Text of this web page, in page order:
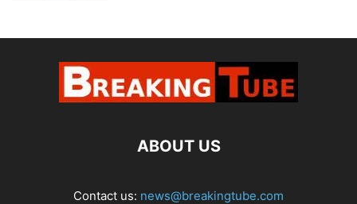
ABOUT US
Contact us: news@breakingtube.com